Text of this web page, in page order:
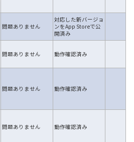
問題ありません
対応した新バージョ
ンをApp Storeで公
開済み
問題ありません 動作確認済み
問題ありません 動作確認済み
問題ありません 動作確認済み